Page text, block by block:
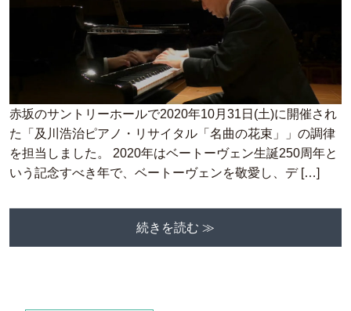
赤坂のサントリーホールで2020年10月31日(土)に開催され
た「及川浩治ピアノ・リサイタル「名曲の花束」」の調律
を担当しました。 2020年はベートーヴェン生誕250周年と
いう記念すべき年で、ベートーヴェンを敬愛し、デ […]
続きを読む ≫